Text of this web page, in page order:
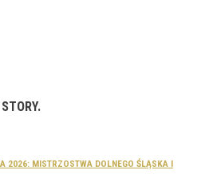
2026: MISTRZOSTWA DOLNEGO ŚLĄSKA I